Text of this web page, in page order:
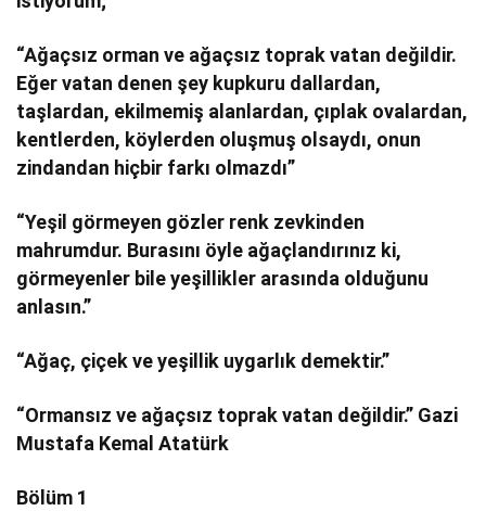
“Ağaçsız orman ve ağaçsız toprak vatan değildir.
Eğer vatan denen şey kupkuru dallardan,
taşlardan, ekilmemiş alanlardan, çıplak ovalardan,
kentlerden, köylerden oluşmuş olsaydı, onun
zindandan hiçbir farkı olmazdı”
“Yeşil görmeyen gözler renk zevkinden
mahrumdur. Burasını öyle ağaçlandırınız ki,
görmeyenler bile yeşillikler arasında olduğunu
anlasın.”
“Ağaç, çiçek ve yeşillik uygarlık demektir.”
“Ormansız ve ağaçsız toprak vatan değildir.” Gazi
Mustafa Kemal Atatürk
Bölüm 1